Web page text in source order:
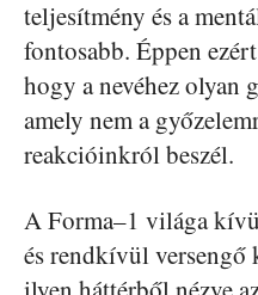
teljesítmény és a
fontosabb. Éppen
hogy a nevéhez olyan
amely nem a
reakcióinkról beszél.
A Forma–1 világa
és rendkívül